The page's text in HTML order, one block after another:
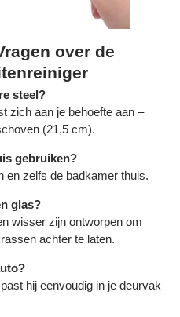
over de
steel?
zich aan je behoefte aan –
(21,5 cm).
gebruiken?
en zelfs de badkamer thuis.
glas?
wisser zijn ontworpen om
achter te laten.
hij eenvoudig in je deurvak